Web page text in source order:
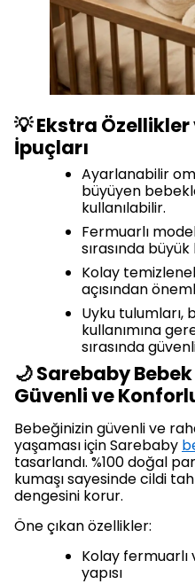
💡 Ekstra Özellikler
İpuçları
Ayarlanabilir
büyüyen
kullanılabilir.
Fermuarlı
sırasında
Kolay
açısından
Uyku
kullanımına
sırasında
🌙 Sarebaby
Güvenli ve
Bebeğinizin güvenli ve
yaşaması için Sarebaby
tasarlandı. %100 doğal
kumaşı sayesinde cildi
dengesini korur.
Öne çıkan özellikler:
Kolay
yapısı